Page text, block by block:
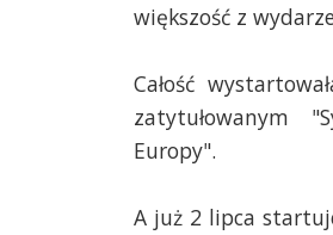
większość z
Całość
zatytułowanym
Europy".
A już 2 lipca